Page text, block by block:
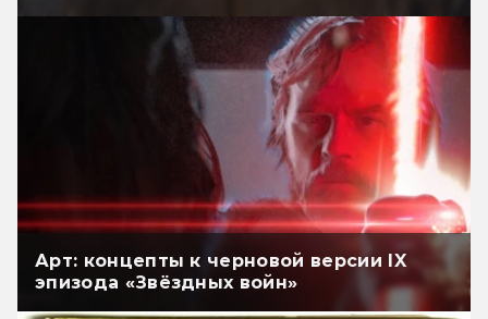
Арт: концепты к черновой версии IX
эпизода «Звёздных войн»